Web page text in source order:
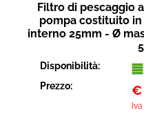
Filtro di pescaggio
pompa costituito
interno 25mm - Ø
Disponibilità:
Prezzo:
€